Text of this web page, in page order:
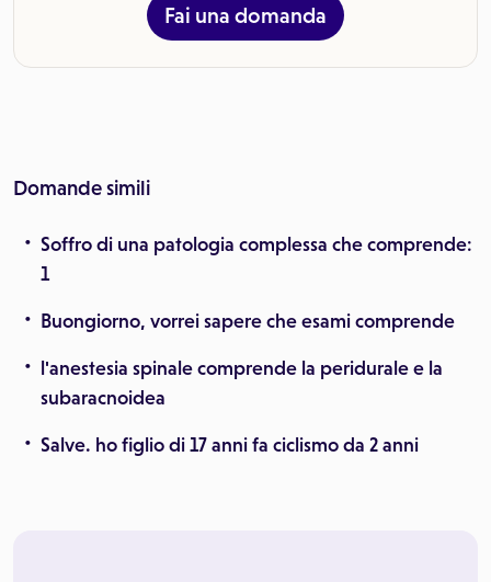
Fai una domanda
Domande simili
Soffro di una patologia complessa che comprende:
1
Buongiorno, vorrei sapere che esami comprende
l'anestesia spinale comprende la peridurale e la
subaracnoidea
Salve. ho figlio di 17 anni fa ciclismo da 2 anni